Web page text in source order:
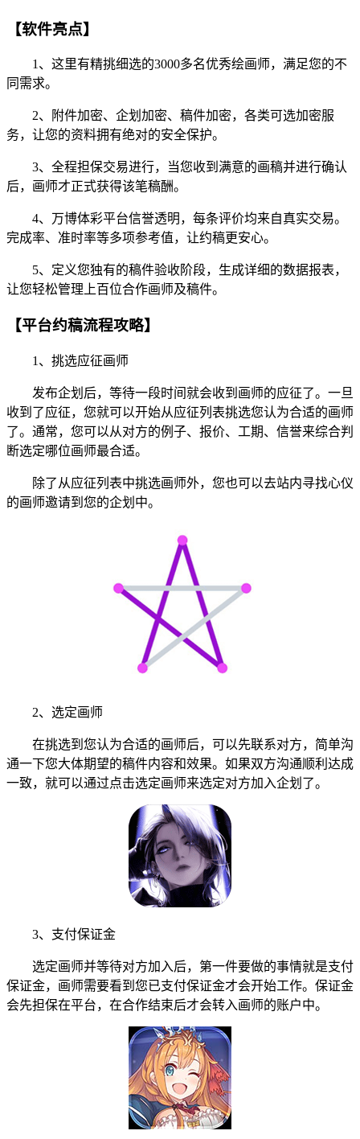
【软件亮点】
1、这里有精挑细选的3000多名优秀绘画师，满足您的不
同需求。
2、附件加密、企划加密、稿件加密，各类可选加密服
务，让您的资料拥有绝对的安全保护。
3、全程担保交易进行，当您收到满意的画稿并进行确认
后，画师才正式获得该笔稿酬。
4、万博体彩平台信誉透明，每条评价均来自真实交易。
完成率、准时率等多项参考值，让约稿更安心。
5、定义您独有的稿件验收阶段，生成详细的数据报表，
让您轻松管理上百位合作画师及稿件。
【平台约稿流程攻略】
1、挑选应征画师
发布企划后，等待一段时间就会收到画师的应征了。一旦
收到了应征，您就可以开始从应征列表挑选您认为合适的画师
了。通常，您可以从对方的例子、报价、工期、信誉来综合判
断选定哪位画师最合适。
除了从应征列表中挑选画师外，您也可以去站内寻找心仪
的画师邀请到您的企划中。
2、选定画师
在挑选到您认为合适的画师后，可以先联系对方，简单沟
通一下您大体期望的稿件内容和效果。如果双方沟通顺利达成
一致，就可以通过点击选定画师来选定对方加入企划了。
3、支付保证金
选定画师并等待对方加入后，第一件要做的事情就是支付
保证金，画师需要看到您已支付保证金才会开始工作。保证金
会先担保在平台，在合作结束后才会转入画师的账户中。